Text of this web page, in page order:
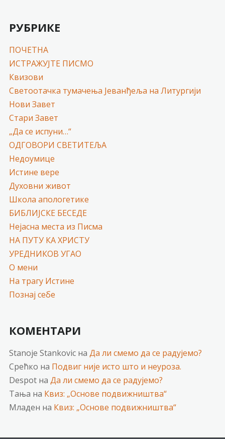
РУБРИКЕ
ПОЧЕТНА
ИСТРАЖУЈТЕ ПИСМО
Квизови
Светоотачка тумачења Јеванђеља на Литургији
Нови Завет
Стари Завет
„Да се испуни…“
ОДГОВОРИ СВЕТИТЕЉА
Недоумице
Истине вере
Духовни живот
Школа апологетике
БИБЛИЈСКЕ БЕСЕДЕ
Нејасна места из Писма
НА ПУТУ КА ХРИСТУ
УРЕДНИКОВ УГАО
О мени
На трагу Истине
Познај себе
КОМЕНТАРИ
Stanoje Stankovicна Да ли смемо да се радујемо?
Срећко на Подвиг није исто што и неуроза.
Despotна Да ли смемо да се радујемо?
Тања на Квиз: „Основе подвижништва“
Младен на Квиз: „Основе подвижништва“